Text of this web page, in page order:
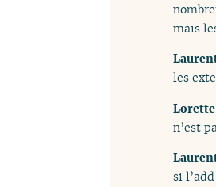
mais
les
Lorette
n’est
si